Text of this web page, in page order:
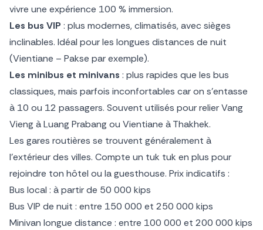
vivre une expérience 100 % immersion.
Les bus VIP : plus modernes, climatisés, avec sièges
inclinables. Idéal pour les longues distances de nuit
(Vientiane – Pakse par exemple).
Les minibus et minivans : plus rapides que les bus
classiques, mais parfois inconfortables car on s’entasse
à 10 ou 12 passagers. Souvent utilisés pour relier Vang
Vieng à Luang Prabang ou Vientiane à Thakhek.
Les gares routières se trouvent généralement à
l’extérieur des villes. Compte un tuk tuk en plus pour
rejoindre ton hôtel ou la guesthouse. Prix indicatifs :
Bus local : à partir de 50 000 kips
Bus VIP de nuit : entre 150 000 et 250 000 kips
Minivan longue distance : entre 100 000 et 200 000 kips